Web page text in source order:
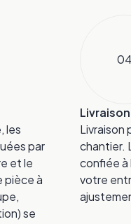
les
par
et le
pièce à
se
04
Livraison
Livraison
chantier.
confiée à
votre